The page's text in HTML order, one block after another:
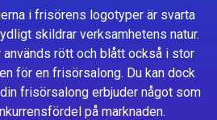
i frisörens logotyper är svarta
skildrar verksamhetens natur.
rött och blått också i stor
för en frisörsalong. Du kan dock
frisörsalong erbjuder något som
på marknaden.